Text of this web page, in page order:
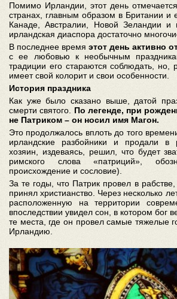
Помимо Ирландии, этот день
странах, главным образом в Британии и
Канаде, Австралии, Новой Зеландии и
ирландская диаспора достаточно
В последнее время этот день активно
с ее любовью к необычным
традиции его стараются соблюдать, но,
имеет свой колорит и свои особенности.
История праздника
Как уже было сказано выше, датой
смерти святого. По легенде, при
не Патриком – он носил имя Магон.
Это продолжалось вплоть до того
ирландские разбойники и продали в
хозяин, издеваясь, решил, что будет
римского слова «патриций»,
происхождение и сословие).
За те годы, что Патрик провел в
принял христианство. Через несколько
расположенную на территории
впоследствии увидел сон, в котором бог
те места, где он провел самые тяжелые
Ирландию.